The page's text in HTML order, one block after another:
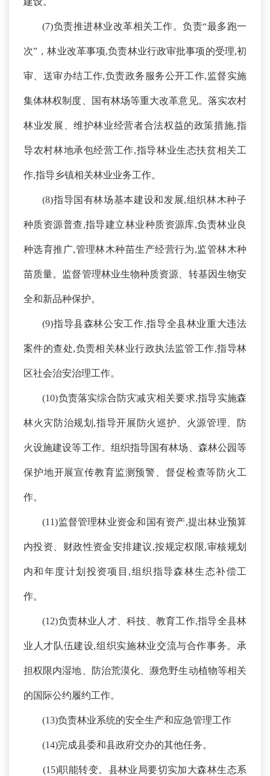
(7)负责推进林业改革相关工作。负责“最多跑一
次”，林业改革事项,负责林业行政审批事项的受理,初
审、送审办结工作,负责政务服务公开工作,监督实施
集体林权制度、国有林场等重大改革意见。落实农村
林业发展、维护林业经营者合法权益的政策措施,指
导农村林地承包经营工作,指导林业生态扶贫相关工
作,指导乡镇相关林业业务工作。
(8)指导国有林场基本建设和发展,组织林木种子
种质资源普查,指导建立林业种质资源库,负责林业良
种选育推广,管理林木种苗生产经营行为,监管林木种
苗质量。监督管理林业生物种质资源、转基因生物安
全和新品种保护。
(9)指导县森林公安工作,指导全县林业重大违法
案件的查处,负责相关林业行政执法监管工作,指导林
区社会治安治理工作。
(10)负责落实综合防灾减灾相关要求,指导实施森
林火灾防治规划,指导开展防火巡护、火源管理、防
火设施建设等工作。组织指导国有林场、森林公园等
保护地开展宣传教育监测预警、督促检查等防火工
作。
(11)监督管理林业资金和国有资产,提出林业预算
内投资、财政性资金安排建议,按规定权限,审核规划
内和年度计划投资项目,组织指导森林生态补偿工
作。
(12)负责林业人才、科技、教育工作,指导全县林
业人才队伍建设,组织实施林业交流与合作事务。承
担权限内湿地、防治荒漠化、濒危野生动植物等相关
的国际公约履约工作。
(13)负责林业系统的安全生产和应急管理工作
(14)完成县委和县政府交办的其他任务。
(15)职能转变。县林业局要切实加大森林生态系